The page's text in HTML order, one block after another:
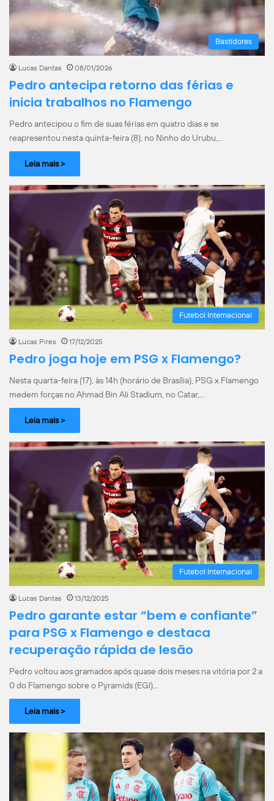
Bastidores
Lucas Dantas 08/01/2026
Pedro antecipa retorno das férias e
inicia trabalhos no Flamengo
Pedro antecipou o fim de suas férias em quatro dias e se
reapresentou nesta quinta-feira (8), no Ninho do Urubu,…
Leia mais >
Futebol Internacional
Lucas Pires 17/12/2025
Pedro joga hoje em PSG x Flamengo?
Nesta quarta-feira (17), às 14h (horário de Brasília), PSG x Flamengo
medem forças no Ahmad Bin Ali Stadium, no Catar,…
Leia mais >
Futebol Internacional
Lucas Dantas 13/12/2025
Pedro garante estar “bem e confiante”
para PSG x Flamengo e destaca
recuperação rápida de lesão
Pedro voltou aos gramados após quase dois meses na vitória por 2 a
0 do Flamengo sobre o Pyramids (EGI)…
Leia mais >